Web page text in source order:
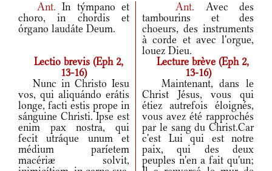
Ant.In týmpano et
choro, in chordis et
órgano laudáte Deum.
Ant. Avec des
tambourins et des
choeurs, des instruments
à corde et avec l'orgue,
louez Dieu.
Lectio brevis (Eph 2,
13-16)
Lecture brève (Eph 2,
13-16)
Nunc in Christo Iesu
vos, qui aliquándo erátis
longe, facti estis prope in
sánguine Christi. Ipse est
enim pax nostra, qui
fecit utráque unum et
médium paríetem
macériæ solvit,
Maintenant, dans le
Christ Jésus, vous qui
étiez autrefois éloignés,
vous avez été rapprochés
par le sang du Christ.Car
c'est Lui qui est notre
paix, qui des deux
peuples n'en a fait qu'un;